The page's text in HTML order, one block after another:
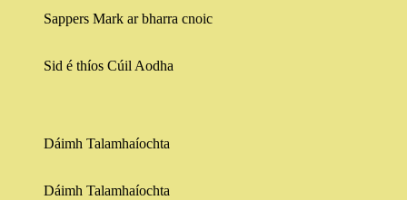
Sappers Mark ar bharra cnoic
Sid é thíos Cúil Aodha
Dáimh Talamhaíochta
Dáimh Talamhaíochta